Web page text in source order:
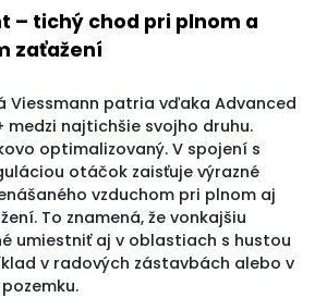
– ​​tichý chod pri plnom a
zaťažení
Viessmann patria vďaka Advanced
medzi najtichšie svojho druhu.
optimalizovaný. V spojení s
otáčok zaisťuje výrazné
vzduchom pri plnom aj
To znamená, že vonkajšiu
umiestniť aj v oblastiach s hustou
v radových zástavbách alebo v